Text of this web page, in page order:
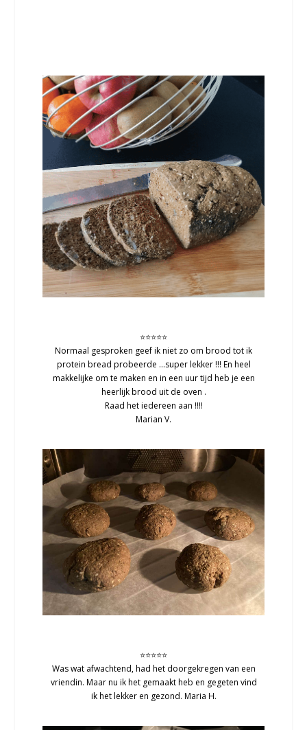
⭐⭐⭐⭐⭐
Normaal gesproken geef ik niet zo om brood tot ik
protein bread probeerde …super lekker !!! En heel
makkelijke om te maken en in een uur tijd heb je een
heerlijk brood uit de oven .
Raad het iedereen aan !!!!
Marian V.
⭐⭐⭐⭐⭐
Was wat afwachtend, had het doorgekregen van een
vriendin. Maar nu ik het gemaakt heb en gegeten vind
ik het lekker en gezond. Maria H.